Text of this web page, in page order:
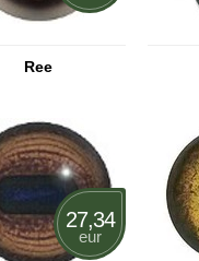
Ree
27,34
eur